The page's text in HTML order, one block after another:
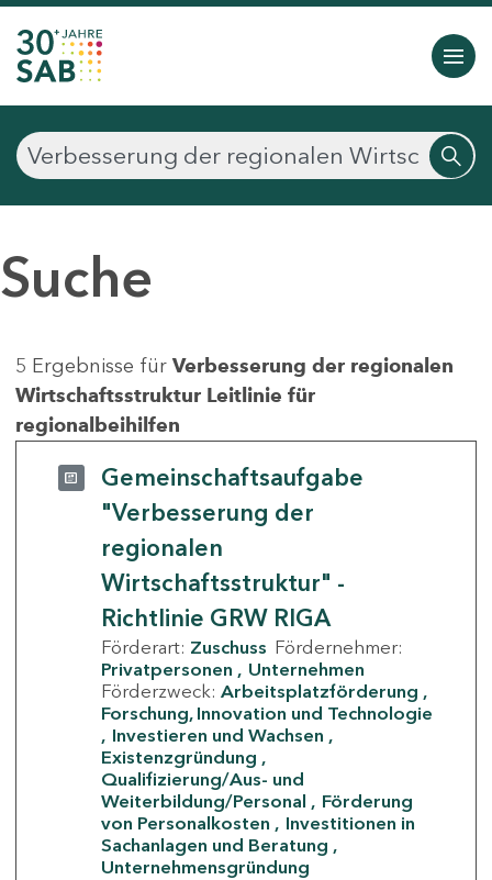
Suche
5 Ergebnisse für Verbesserung der regionalen
Wirtschaftsstruktur Leitlinie für
regionalbeihilfen
Gemeinschaftsaufgabe
"Verbesserung der
regionalen
Wirtschaftsstruktur" -
Richtlinie GRW RIGA
Förderart: Zuschuss Fördernehmer:
Privatpersonen
Unternehmen
Förderzweck: Arbeitsplatzförderung
Forschung, Innovation und Technologie
Investieren und Wachsen
Existenzgründung
Qualifizierung/Aus- und
Weiterbildung/Personal
Förderung
von Personalkosten
Investitionen in
Sachanlagen und Beratung
Unternehmensgründung